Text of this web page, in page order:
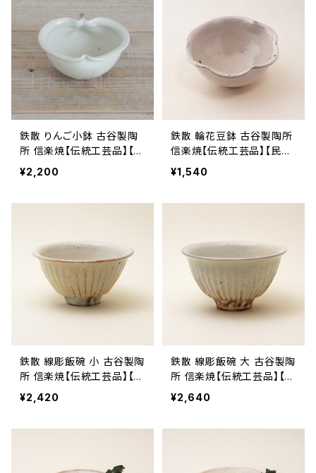
鉄散 りんご小鉢 古谷製陶
所 信楽焼【伝統工芸品】【民
藝品】【ギフト プレゼント】
【父の日 お誕生日】
¥2,200
鉄散 輪花豆鉢 古谷製陶所
信楽焼【伝統工芸品】【民藝
品】【ギフト プレゼント】【父
の日 お誕生日】
¥1,540
鉄散 線彫飯碗 小 古谷製陶
所 信楽焼【伝統工芸品】【民
藝品】【ギフト プレゼント】
【父の日 お誕生日】
¥2,420
鉄散 線彫飯碗 大 古谷製陶
所 信楽焼【伝統工芸品】【民
藝品】【ギフト プレゼント】
【父の日 お誕生日】
¥2,640